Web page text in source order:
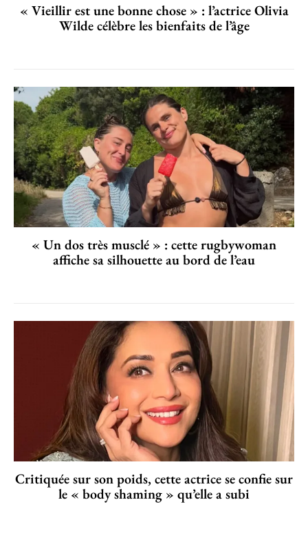
« Vieillir est une bonne chose » : l’actrice Olivia
Wilde célèbre les bienfaits de l’âge
« Un dos très musclé » : cette rugbywoman
affiche sa silhouette au bord de l’eau
Critiquée sur son poids, cette actrice se confie sur
le « body shaming » qu’elle a subi